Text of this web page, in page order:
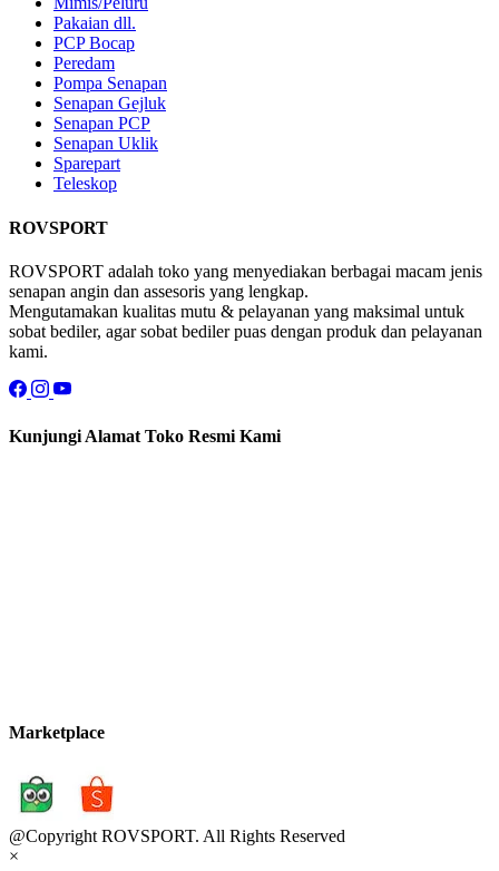
Pakaian dll.
PCP Bocap
Peredam
Pompa Senapan
Senapan Gejluk
Senapan PCP
Senapan Uklik
Sparepart
Teleskop
ROVSPORT
ROVSPORT adalah toko yang menyediakan berbagai macam jenis
senapan angin dan assesoris yang lengkap.
Mengutamakan kualitas mutu & pelayanan yang maksimal untuk
sobat bediler, agar sobat bediler puas dengan produk dan pelayanan
kami.
Kunjungi Alamat Toko Resmi Kami
Marketplace
@Copyright ROVSPORT. All Rights Reserved
×